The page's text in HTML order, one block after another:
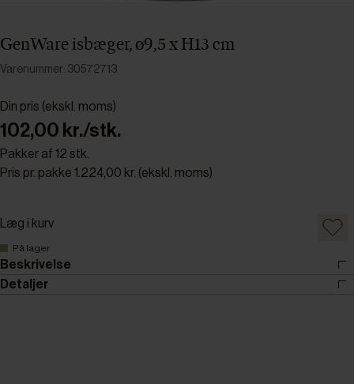
GenWare isbæger, ø9,5 x H13 cm
Varenummer: 30572713
Din pris (ekskl. moms)
102,00 kr./stk.
Pakker af 12 stk.
Pris pr. pakke 1.224,00 kr. (ekskl. moms)
Læg i kurv
På lager
Beskrivelse
Detaljer